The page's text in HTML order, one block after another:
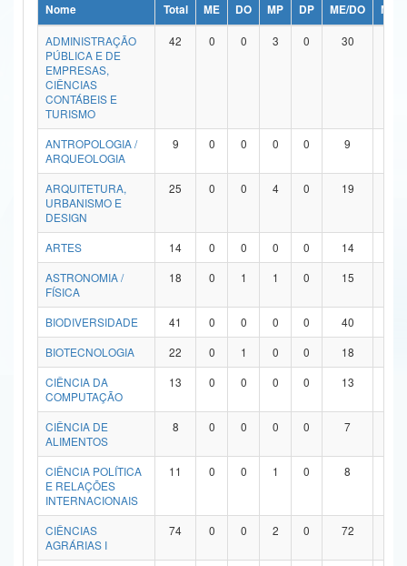
Ministério da Ciência, Tecnologia, Inovações e Comunicações
Ministério do Meio Ambiente
Ministério do Turismo
Ministério do Desenvolvimento Regional
Controladoria-Geral da União
Ministério da Mulher, da Família e dos Direitos Humanos
Secretaria de Governo
Advocacia-Geral da União
Banco Central do Brasil
Nome Total ME DO MP DP ME/DO
MP/
ADMINISTRAÇÃO
PÚBLICA E DE
EMPRESAS,
CIÊNCIAS
CONTÁBEIS E
TURISMO
42 0 0 3 0 30
ANTROPOLOGIA /
ARQUEOLOGIA
9 0 0 0 0 9
ARQUITETURA,
URBANISMO E
DESIGN
25 0 0 4 0 19
ARTES 14 0 0 0 0 14
ASTRONOMIA /
FÍSICA
18 0 1 1 0 15
BIODIVERSIDADE 41 0 0 0 0 40
BIOTECNOLOGIA
22 0 1 0 0 18
CIÊNCIA DA
COMPUTAÇÃO
13 0 0 0 0 13
CIÊNCIA DE
ALIMENTOS
8 0 0 0 0 7
CIÊNCIA POLÍTICA
E RELAÇÕES
INTERNACIONAIS
11 0 0 1 0 8
CIÊNCIAS
AGRÁRIAS I
74 0 0 2 0 72